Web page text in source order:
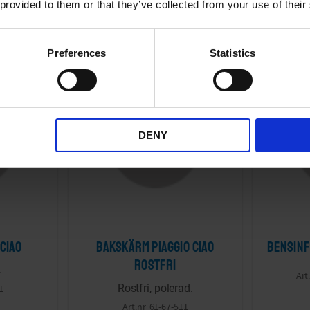
to them or that they’ve collected from your use of
Preferences Statistics
DENY
Lägg till i önskelista
Bakskärm Piaggio Ciao
rostfri
Rostfri, polerad.
61-67-511
Lägg till i önskelista
20%